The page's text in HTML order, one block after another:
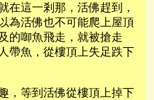
在這一剎那，活佛趕到，
為活佛也不可能爬上屋頂
的啣魚飛走，就被搶走
帶魚，從樓頂上失足跌下
，等到活佛從樓頂上掉下